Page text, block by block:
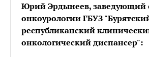
Юрий Эрдынеев, заведующий
онкоурологии ГБУЗ
республиканский
онкологический диспансер":